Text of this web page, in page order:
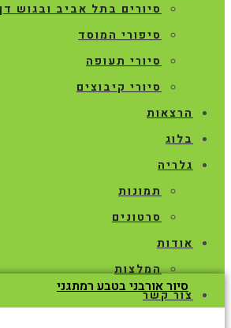
סיורים בתל אביב ובגוש דן
סיפורי המוסד
סיורי תעופה
סיורי קיבוצים
הרצאות
בלוג
גלריה
תמונות
סרטונים
אודות
המלצות
צור קשר
סיור אורבני בטבע רמתגני